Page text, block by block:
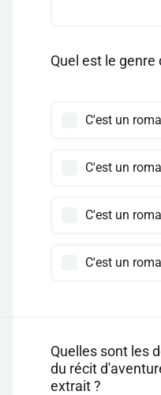
Quel est le genre
C'est un
C'est un
C'est un
C'est un
Quelles sont les
du récit
extrait ?